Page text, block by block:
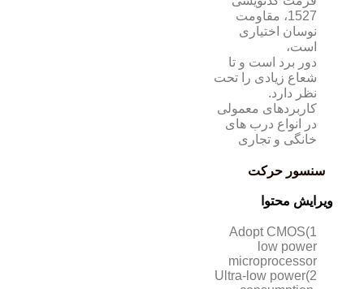
1527، مقاومت
نوسان اختیاری
است،
دور برد است و تا
شعاع زیادی را تحت
نظر دارد.
کاربردهای معمولی
در انواع درب های
خانگی و تجاری
سنسور حرکت
ویرایش محتوا
1)Adopt CMOS
low power
microprocessor
2)Ultra-low power